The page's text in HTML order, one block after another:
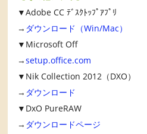
▼Adobe CC ﾃﾞｽｸﾄｯﾌﾟｱﾌﾟﾘ
→ ダウンロード（Win/Mac）
▼Microsoft Off
→setup.office.com
▼Nik Collection 2012（DXO）
→ ダウンロード
▼DxO PureRAW
→ ダウンロードページ